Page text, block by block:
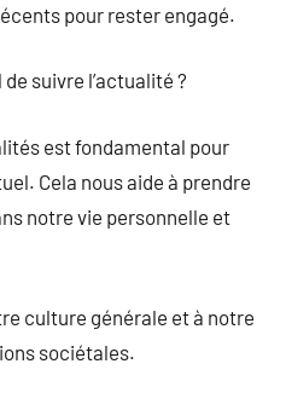
pour rester engagé.
suivre l’actualité ?
est fondamental pour
Cela nous aide à prendre
notre vie personnelle et
culture générale et à notre
sociétales.